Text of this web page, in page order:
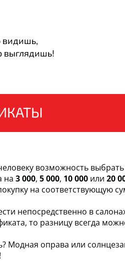
выглядишь!
возможность
на3 000,5 000, 10 000 или20
на соответствующую
непосредственно в
то разницу всегда
Модная оправа или